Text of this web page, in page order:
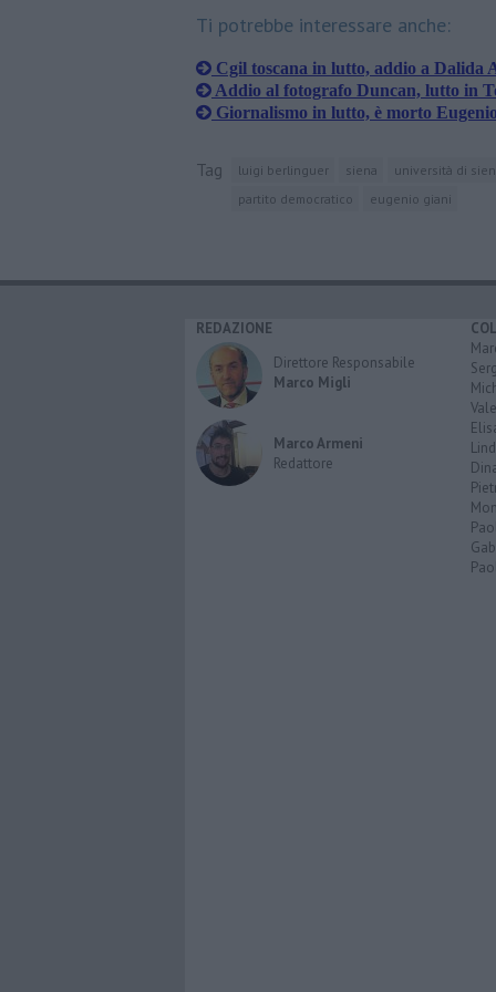
Ti potrebbe interessare anche:
Cgil toscana in lutto, addio a Dalida
Addio al fotografo Duncan, lutto in
Giornalismo in lutto, è morto
Tag luigi berlinguer siena università di
partito democratico
eugenio giani
REDAZIONE
Direttore Responsabile
Marco Migli
Marco Armeni
Redattore